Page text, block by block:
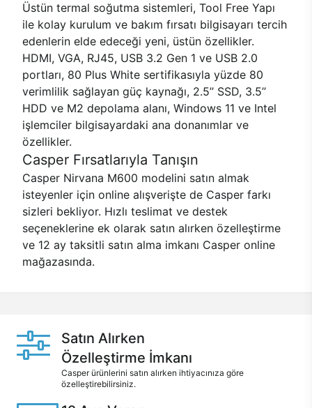
Üstün termal soğutma sistemleri, Tool Free Yapı
ile kolay kurulum ve bakım fırsatı bilgisayarı tercih
edenlerin elde edeceği yeni, üstün özellikler.
HDMI, VGA, RJ45, USB 3.2 Gen 1 ve USB 2.0
portları, 80 Plus White sertifikasıyla yüzde 80
verimlilik sağlayan güç kaynağı, 2.5’’ SSD, 3.5’’
HDD ve M2 depolama alanı, Windows 11 ve Intel
işlemciler bilgisayardaki ana donanımlar ve
özellikler.
Casper Fırsatlarıyla Tanışın
Casper Nirvana M600 modelini satın almak
isteyenler için online alışverişte de Casper farkı
sizleri bekliyor. Hızlı teslimat ve destek
seçeneklerine ek olarak satın alırken özelleştirme
ve 12 ay taksitli satın alma imkanı Casper online
mağazasında.
Satın Alırken
Özelleştirme İmkanı
Casper ürünlerini satın alırken ihtiyacınıza göre
özelleştirebilirsiniz.